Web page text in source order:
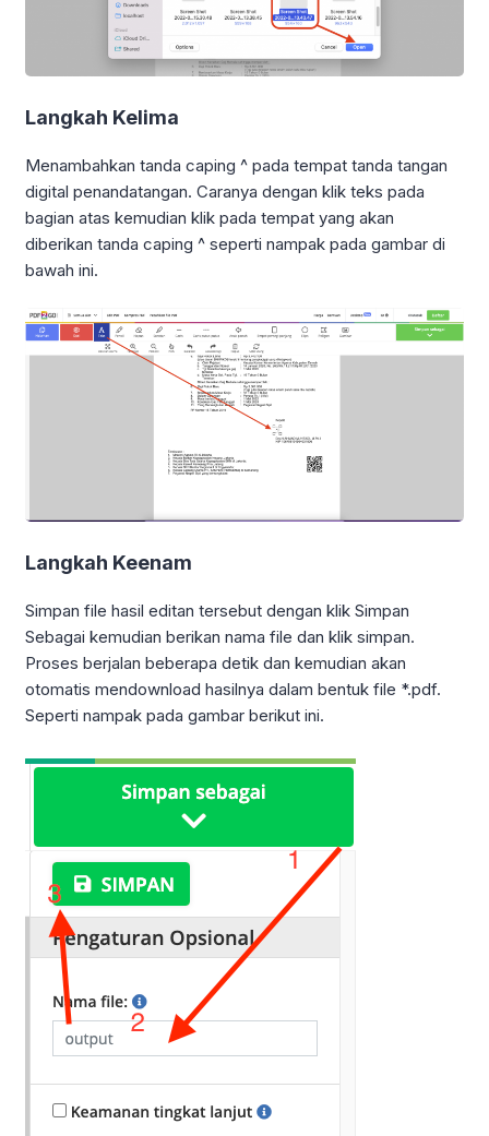
Langkah Kelima
Menambahkan tanda caping ^ pada tempat tanda tangan
digital penandatangan. Caranya dengan klik teks pada
bagian atas kemudian klik pada tempat yang akan
diberikan tanda caping ^ seperti nampak pada gambar di
bawah ini.
Langkah Keenam
Simpan file hasil editan tersebut dengan klik Simpan
Sebagai kemudian berikan nama file dan klik simpan.
Proses berjalan beberapa detik dan kemudian akan
otomatis mendownload hasilnya dalam bentuk file *.pdf.
Seperti nampak pada gambar berikut ini.